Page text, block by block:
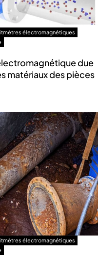
électromagnétiques
due
matériaux des pièces
électromagnétiques